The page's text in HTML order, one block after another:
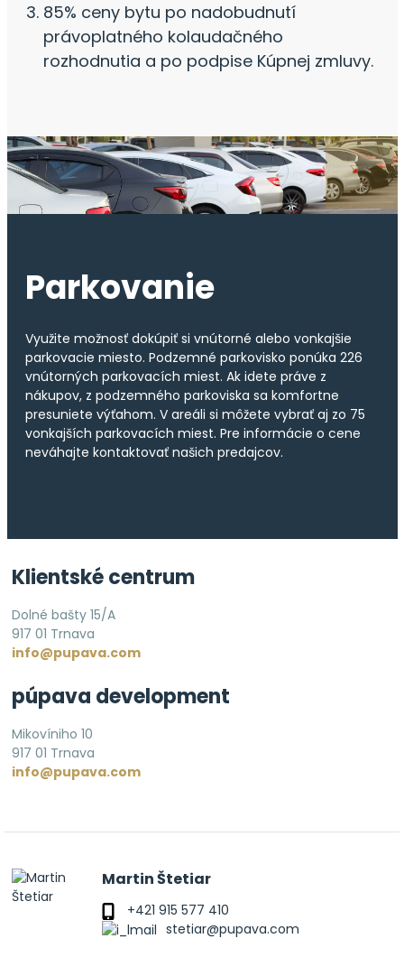
85% ceny bytu po nadobudnutí
právoplatného kolaudačného
rozhodnutia a po podpise Kúpnej zmluvy.
Parkovanie
Využite možnosť dokúpiť si vnútorné alebo vonkajšie
parkovacie miesto. Podzemné parkovisko ponúka 226
vnútorných parkovacích miest. Ak idete práve z
nákupov, z podzemného parkoviska sa komfortne
presuniete výťahom. V areáli si môžete vybrať aj zo 75
vonkajších parkovacích miest. Pre informácie o cene
neváhajte kontaktovať našich predajcov.
Klientské centrum
Dolné bašty 15/A
917 01 Trnava
info@pupava.com
púpava development
Mikovíniho 10
917 01 Trnava
info@pupava.com
Martin Štetiar
+421 915 577 410
stetiar@pupava.com